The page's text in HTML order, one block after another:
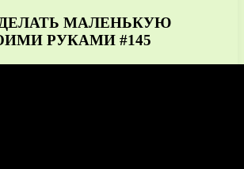
МАЛЕНЬКУЮ
РУКАМИ #145